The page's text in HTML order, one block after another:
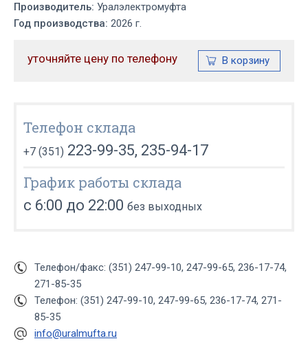
Производитель: Уралэлектромуфта
Год производства: 2026 г.
уточняйте цену по телефону
Телефон склада
+7 (351) 223-99-35, 235-94-17
График работы склада
с 6:00 до 22:00 без выходных
Телефон/факс: (351) 247-99-10, 247-99-65, 236-17-74,
271-85-35
Телефон: (351) 247-99-10, 247-99-65, 236-17-74, 271-
85-35
info@uralmufta.ru